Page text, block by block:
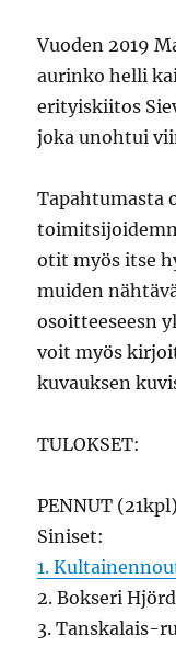
Vuoden 2019
aurinko helli
erityiskiitos
joka unohtui
Tapahtumasta
otit myös itse
muiden
osoitteeseesn
voit myös
kuvauksen
TULOKSET:
PENNUT (21kpl)
Siniset:
1.
2. Bokseri
3. Tanskalais-